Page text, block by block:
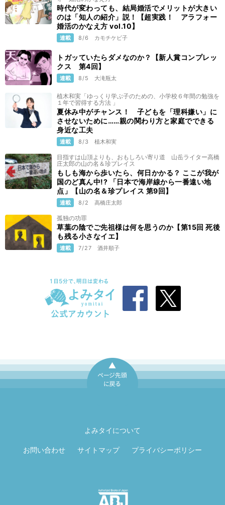
時代が変わっても、結局婚活でメリットが大きい
のは「知人の紹介」説！【超実践！ アラフォー
婚活のかなえ方 vol.10】
連載 8/6 カモチケビ子
トガッていたらダメなのか？【新人賞コンプレッ
クス 第4回】
連載 8/5 大滝瓶太
植木和実「ゆっくり学ぶ子のための、小学校６年間の勉強を
１年で習得する方法 」
夏休み中がチャンス！ 子どもを「理科嫌い」に
させないために……親の関わり方と家庭でできる
身近な工夫
連載 8/3 植木和実
目指すは山頂よりも、おもしろい寄り道 山岳ライター高橋
庄太郎の山の名＆珍プレイス
もしも海から歩いたら、何日かかる？ ここが我が
国のど真ん中!? 「日本で海岸線から一番遠い地
点」【山の名＆珍プレイス 第9回】
連載 8/2 高橋庄太郎
孤独の功罪
草葉の陰でご先祖様は何を思うのか【第15回 死後
も残る小さなイエ】
連載 7/27 酒井順子
よみタイについて
お問い合わせ サイトマップ プライバシーポリシー